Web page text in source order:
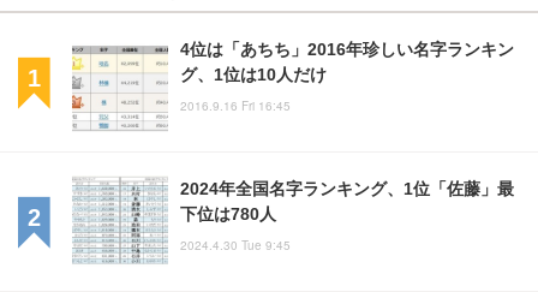
4位は「あちち」2016年珍しい名字ランキン
グ、1位は10人だけ
2016.9.16 Fri 16:45
2024年全国名字ランキング、1位「佐藤」最
下位は780人
2024.4.30 Tue 9:45